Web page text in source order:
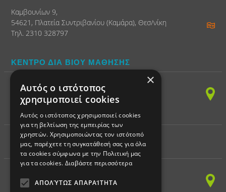
Καμβουνίων 9,
54621, Πλατεία Συντριβανίου (Καμάρα), Θεσ/νίκη
Τηλ. 2310 328797
ΚΕΝΤΡΟ ΔΙΑ ΒΙΟΥ ΜΑΘΗΣΗΣ
(ΠΛΗΡΟΦΟΡΙΚΗ)
Παπαναστασίου 150,
54249, Χαριλάου, Θεσ/νίκη
Τηλ. 2310 328797 - Fax 2310 328898
ΕΚΠΑΙΔΕΥΤΙΚΗ ΡΟΜΠΟΤΙΚΗ
Παπαναστασίου 150,
54249, Χαριλάου, Θεσ/νίκη
Τηλ. 2310 328797 - Fax 2310 328898
×
Αυτός ο ιστότοπος
χρησιμοποιεί cookies
Αυτός ο ιστότοπος χρησιμοποιεί cookies
για τη βελτίωση της εμπειρίας των
χρηστών. Χρησιμοποιώντας τον ιστότοπό
μας, παρέχετε τη συγκατάθεσή σας για όλα
τα cookies σύμφωνα με την Πολιτική μας
για τα cookies. Διαβάστε περισσότερα
ΑΠΟΛΎΤΩΣ ΑΠΑΡΑΊΤΗΤΑ